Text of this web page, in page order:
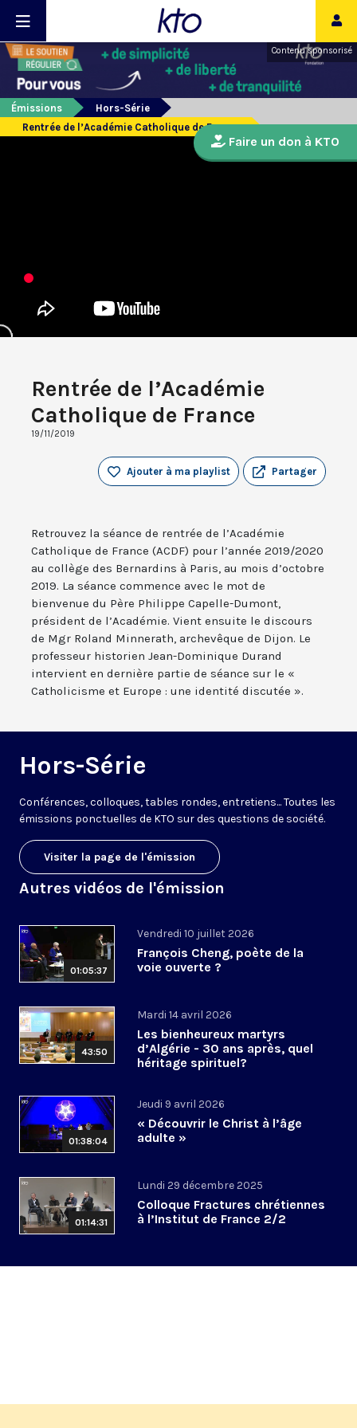
Contenu sponsorisé
Émissions
Hors-Série
Rentrée de l’Académie Catholique de France
Rentrée de l’Académie
Catholique de France
19/11/2019
Partager
Ajouter à ma playlist
Retrouvez la séance de rentrée de l’Académie
Catholique de France (ACDF) pour l’année 2019/2020
au collège des Bernardins à Paris, au mois d’octobre
2019. La séance commence avec le mot de
bienvenue du Père Philippe Capelle-Dumont,
président de l’Académie. Vient ensuite le discours
de Mgr Roland Minnerath, archevêque de Dijon. Le
professeur historien Jean-Dominique Durand
intervient en dernière partie de séance sur le «
Catholicisme et Europe : une identité discutée ».
Hors-Série
Conférences, colloques, tables rondes, entretiens... Toutes les
émissions ponctuelles de KTO sur des questions de société.
Visiter la page de l'émission
Autres vidéos de l'émission
01:05:37
Vendredi 10 juillet 2026
François Cheng, poète de la
voie ouverte ?
43:50
Mardi 14 avril 2026
Les bienheureux martyrs
d’Algérie - 30 ans après, quel
héritage spirituel?
01:38:04
Jeudi 9 avril 2026
« Découvrir le Christ à l’âge
adulte »
01:14:31
Lundi 29 décembre 2025
Colloque Fractures chrétiennes
à l’Institut de France 2/2
Faire un don à KTO